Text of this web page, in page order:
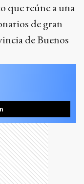
que reúne a una
de gran
de Buenos